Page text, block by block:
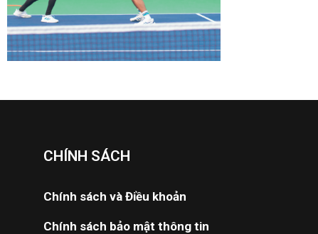
CHÍNH SÁCH
Chính sách và Điều khoản
Chính sách bảo mật thông tin